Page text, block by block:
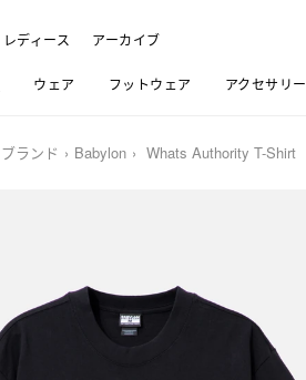
レディース アーカイブ
ウェア フットウェア アクセサリー
ブランド Babylon Whats Authority T-Shirt